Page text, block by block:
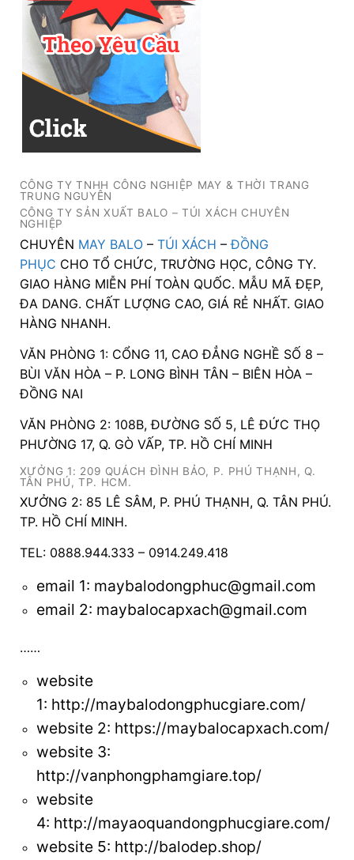
CÔNG TY TNHH CÔNG NGHIỆP MAY & THỜI TRANG
TRUNG NGUYÊN
CÔNG TY SẢN XUẤT BALO – TÚI XÁCH CHUYÊN
NGHIỆP
CHUYÊN MAY BALO– TÚI XÁCH –ĐỒNG
PHỤC CHO TỔ CHỨC, TRƯỜNG HỌC, CÔNG TY.
GIAO HÀNG MIỄN PHÍ TOÀN QUỐC. MẪU MÃ ĐẸP,
ĐA DANG. CHẤT LƯỢNG CAO, GIÁ RẺ NHẤT. GIAO
HÀNG NHANH.
VĂN PHÒNG 1: CỔNG 11, CAO ĐẲNG NGHỀ SỐ 8 –
BÙI VĂN HÒA – P. LONG BÌNH TÂN – BIÊN HÒA –
ĐỒNG NAI
VĂN PHÒNG 2: 108B, ĐƯỜNG SỐ 5, LÊ ĐỨC THỌ
PHƯỜNG 17, Q. GÒ VẤP, TP. HỒ CHÍ MINH
XƯỞNG 1: 209 QUÁCH ĐÌNH BẢO, P. PHÚ THẠNH, Q.
TÂN PHÚ, TP. HCM.
XƯỞNG 2: 85 LÊ SÂM, P. PHÚ THẠNH, Q. TÂN PHÚ.
TP. HỒ CHÍ MINH.
TEL: 0888.944.333 – 0914.249.418
email 1: maybalodongphuc@gmail.com
email 2: maybalocapxach@gmail.com
……
website
1: http://maybalodongphucgiare.com/
website 2: https://maybalocapxach.com/
website 3:
http://vanphongphamgiare.top/
website
4: http://mayaoquandongphucgiare.com/
website 5: http://balodep.shop/